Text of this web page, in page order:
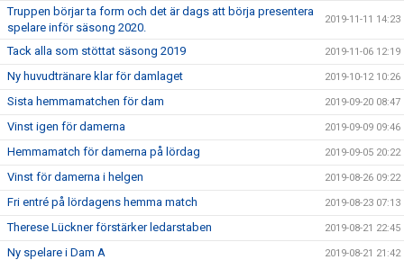
Truppen börjar ta form och det är dags att börja presentera
spelare inför säsong 2020.
2019-11-11 14:23
Tack alla som stöttat säsong 2019 2019-11-06 12:19
Ny huvudtränare klar för damlaget 2019-10-12 10:26
Sista hemmamatchen för dam 2019-09-20 08:47
Vinst igen för damerna 2019-09-09 09:46
Hemmamatch för damerna på lördag 2019-09-05 20:22
Vinst för damerna i helgen 2019-08-26 09:22
Fri entré på lördagens hemma match 2019-08-23 07:13
Therese Lückner förstärker ledarstaben 2019-08-21 22:45
Ny spelare i Dam A 2019-08-21 21:42